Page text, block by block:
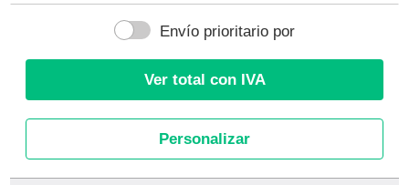
Envío prioritario por
Ver total con IVA
Personalizar